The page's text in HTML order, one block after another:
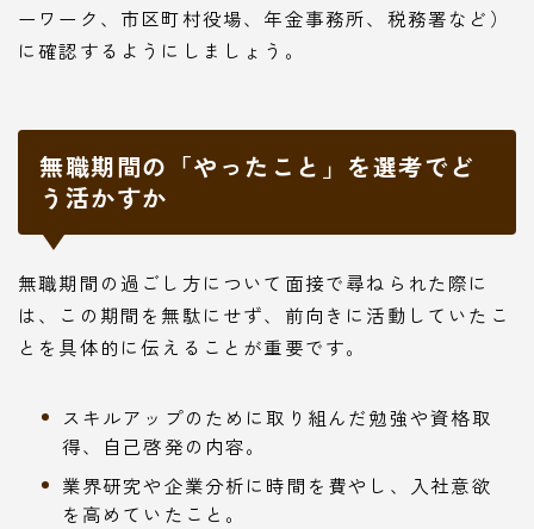
ーワーク、市区町村役場、年金事務所、税務署など）
に確認するようにしましょう。
無職期間の「やったこと」を選考でど
う活かすか
無職期間の過ごし方について面接で尋ねられた際に
は、この期間を無駄にせず、前向きに活動していたこ
とを具体的に伝えることが重要です。
スキルアップのために取り組んだ勉強や資格取
得、自己啓発の内容。
業界研究や企業分析に時間を費やし、入社意欲
を高めていたこと。